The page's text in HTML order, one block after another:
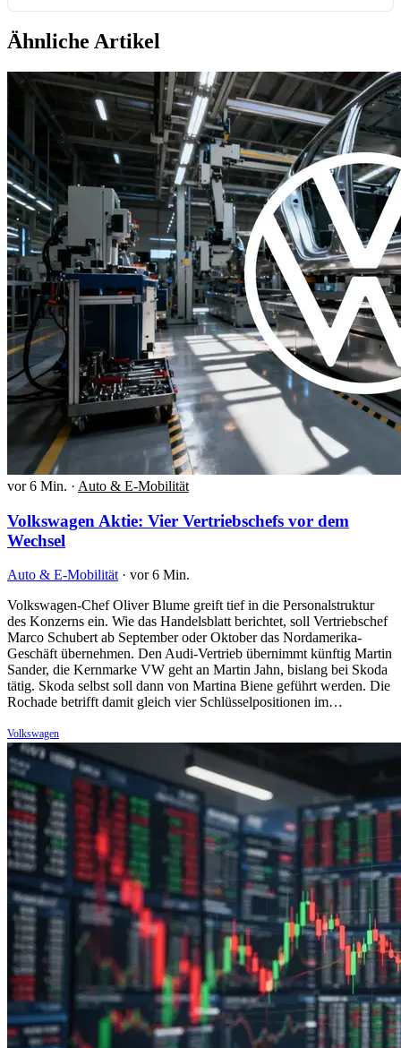
Ähnliche Artikel
vor 6 Min. · Auto & E-Mobilität
Volkswagen Aktie: Vier Vertriebschefs vor dem
Wechsel
Auto & E-Mobilität · vor 6 Min.
Volkswagen-Chef Oliver Blume greift tief in die Personalstruktur
des Konzerns ein. Wie das Handelsblatt berichtet, soll Vertriebschef
Marco Schubert ab September oder Oktober das Nordamerika-
Geschäft übernehmen. Den Audi-Vertrieb übernimmt künftig Martin
Sander, die Kernmarke VW geht an Martin Jahn, bislang bei Skoda
tätig. Skoda selbst soll dann von Martina Biene geführt werden. Die
Rochade betrifft damit gleich vier Schlüsselpositionen im…
Volkswagen